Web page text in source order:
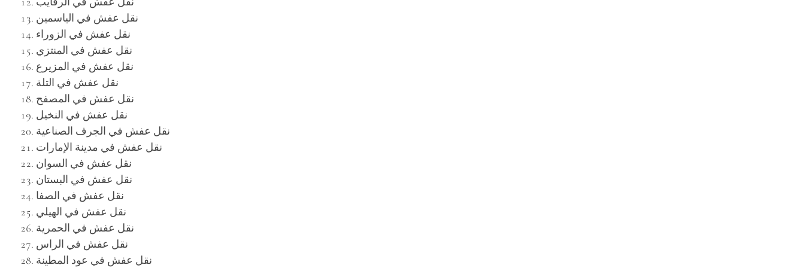
نقل عفش في الياسمين
نقل عفش في الزوراء
نقل عفش في المنتزي
نقل عفش في المزيرع
نقل عفش في التلة
نقل عفش في المصفح
نقل عفش في النخيل
نقل عفش في الجرف الصناعية
نقل عفش في مدينة الإمارات
نقل عفش في السوان
نقل عفش في البستان
نقل عفش في الصفا
نقل عفش في الهيلي
نقل عفش في الحمرية
نقل عفش في الراس
نقل عفش في عود المطينة